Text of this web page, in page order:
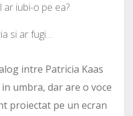
ar iubi-o pe ea?
si ar fugi…
intre Patricia Kaas
umbra, dar are o voce
proiectat pe un ecran